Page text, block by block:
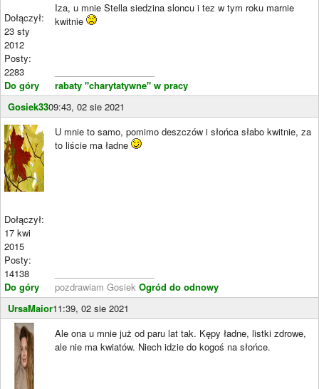
Dołączył:
23 sty
2012
Posty:
2283
Do góry
Iza, u mnie Stella siedzina sloncu i tez w tym roku marnie
kwitnie
rabaty "charytatywne" w pracy
Gosiek3309:43, 02 sie 2021
Dołączył:
17 kwi
2015
Posty:
14138
Do góry
U mnie to samo, pomimo deszczów i słońca słabo kwitnie, za
to liście ma ładne
pozdrawiam Gosiek Ogród do odnowy
UrsaMaior11:39, 02 sie 2021
Ale ona u mnie już od paru lat tak. Kępy ładne, listki zdrowe,
ale nie ma kwiatów. Niech idzie do kogoś na słońce.